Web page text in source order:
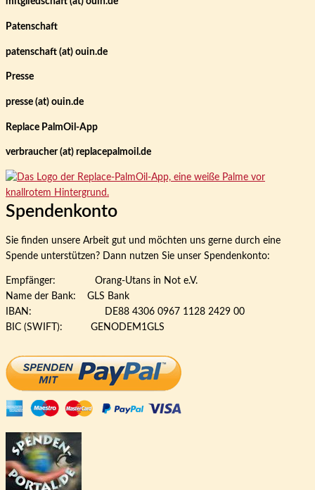
Patenschaft
patenschaft (at) ouin.de
Presse
presse (at) ouin.de
Replace PalmOil-App
verbraucher (at) replacepalmoil.de
Spendenkonto
Sie finden unsere Arbeit gut und möchten uns gerne durch eine
Spende unterstützen? Dann nutzen Sie unser Spendenkonto:
Empfänger: Orang-Utans in Not e.V.
Name der Bank: GLS Bank
IBAN: DE88 4306 0967 1128 2429 00
BIC (SWIFT): GENODEM1GLS